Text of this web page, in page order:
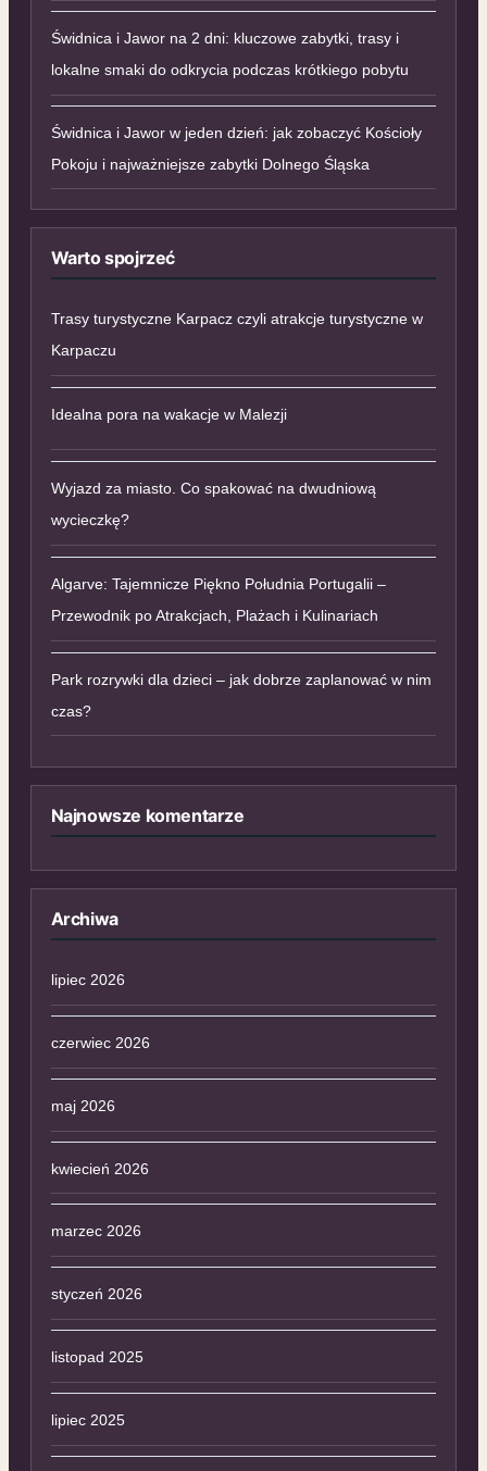
Świdnica i Jawor na 2 dni: kluczowe zabytki, trasy i
lokalne smaki do odkrycia podczas krótkiego pobytu
Świdnica i Jawor w jeden dzień: jak zobaczyć Kościoły
Pokoju i najważniejsze zabytki Dolnego Śląska
Warto spojrzeć
Trasy turystyczne Karpacz czyli atrakcje turystyczne w
Karpaczu
Idealna pora na wakacje w Malezji
Wyjazd za miasto. Co spakować na dwudniową
wycieczkę?
Algarve: Tajemnicze Piękno Południa Portugalii –
Przewodnik po Atrakcjach, Plażach i Kulinariach
Park rozrywki dla dzieci – jak dobrze zaplanować w nim
czas?
Najnowsze komentarze
Archiwa
lipiec 2026
czerwiec 2026
maj 2026
kwiecień 2026
marzec 2026
styczeń 2026
listopad 2025
lipiec 2025